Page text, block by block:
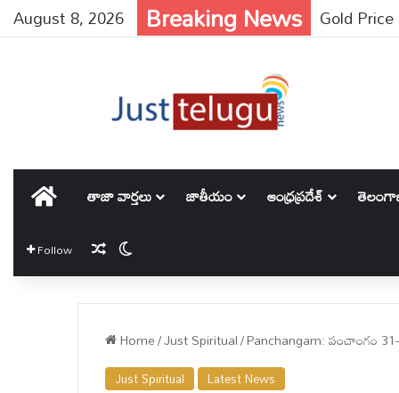
August 8, 2026 Breaking News
తాజా వార్తలు జాతీయం ఆంధ్రప్రదేశ్
Follow Random Article
Home/Just Spiritual/Panchangam: పంచాంగం
Just Spiritual Latest News